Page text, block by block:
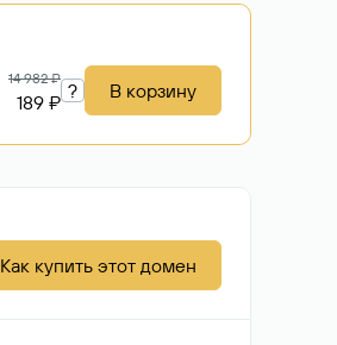
14 982 ₽
189 ₽ ? В корзину
Как купить этот домен